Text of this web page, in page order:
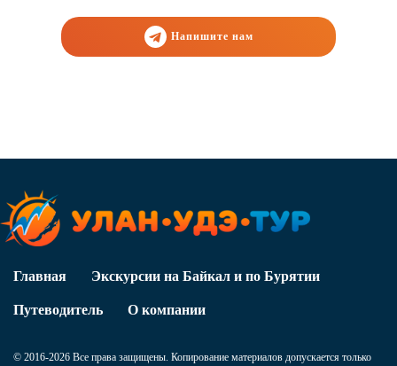
Напишите нам
Главная Экскурсии на Байкал и по Бурятии
Путеводитель О компании
© 2016-2026 Все права защищены. Копирование материалов допускается только